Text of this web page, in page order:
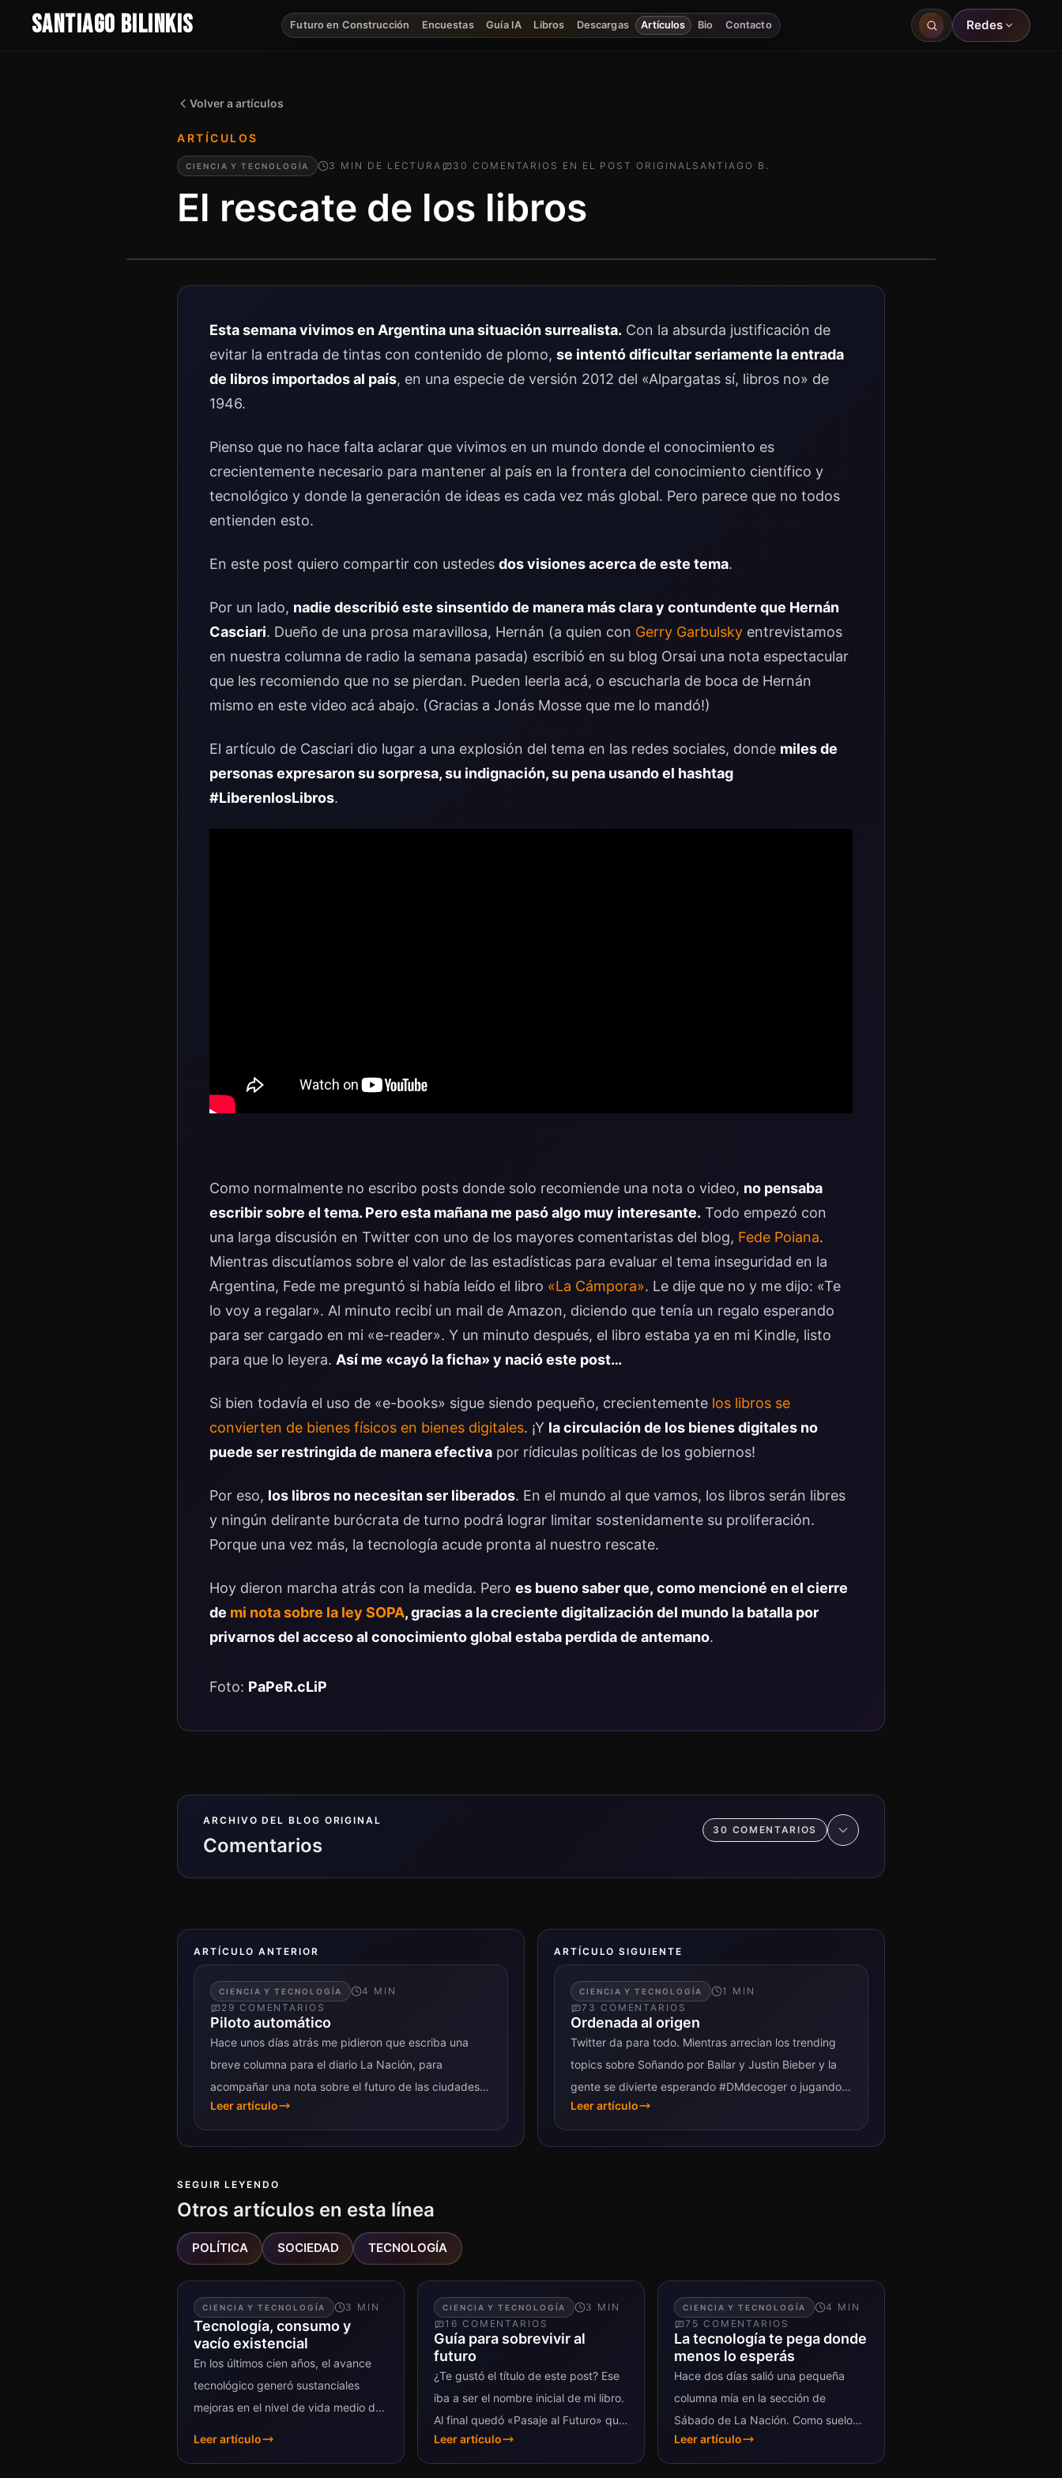
SANTIAGO BILINKIS Futuro en Construcción Encuestas Guía IA Libros Descargas Artículos Bio Contacto Redes
Volver a artículos
ARTÍCULOS
CIENCIA Y TECNOLOGÍA 3 MIN DE LECTURA 30 COMENTARIO S EN EL POST ORIGINAL SANTIAGO B.
El rescate de los libros
Esta semana vivimos en Argentina una situación surrealista. Con la absurda justificación de
evitar la entrada de tintas con contenido de plomo, se intentó dificultar seriamente la entrada
de libros importados al país, en una especie de versión 2012 del «Alpargatas sí, libros no» de
1946.
Pienso que no hace falta aclarar que vivimos en un mundo donde el conocimiento es
crecientemente necesario para mantener al país en la frontera del conocimiento científico y
tecnológico y donde la generación de ideas es cada vez más global. Pero parece que no todos
entienden esto.
En este post quiero compartir con ustedes dos visiones acerca de este tema.
Por un lado, nadie describió este sinsentido de manera más clara y contundente que Hernán
Casciari. Dueño de una prosa maravillosa, Hernán (a quien con Gerry Garbulsky entrevistamos
en nuestra columna de radio la semana pasada) escribió en su blog Orsai una nota espectacular
que les recomiendo que no se pierdan. Pueden leerla acá, o escucharla de boca de Hernán
mismo en este video acá abajo. (Gracias a Jonás Mosse que me lo mandó!)
El artículo de Casciari dio lugar a una explosión del tema en las redes sociales, donde miles de
personas expresaron su sorpresa, su indignación, su pena usando el hashtag
#LiberenlosLibros.
Como normalmente no escribo posts donde solo recomiende una nota o video, no pensaba
escribir sobre el tema. Pero esta mañana me pasó algo muy interesante. Todo empezó con
una larga discusión en Twitter con uno de los mayores comentaristas del blog, Fede Poiana.
Mientras discutíamos sobre el valor de las estadísticas para evaluar el tema inseguridad en la
Argentina, Fede me preguntó si había leído el libro «La Cámpora». Le dije que no y me dijo: «Te
lo voy a regalar». Al minuto recibí un mail de Amazon, diciendo que tenía un regalo esperando
para ser cargado en mi «e-reader». Y un minuto después, el libro estaba ya en mi Kindle, listo
para que lo leyera. Así me «cayó la ficha» y nació este post…
Si bien todavía el uso de «e-books» sigue siendo pequeño, crecientemente los libros se
convierten de bienes físicos en bienes digitales. ¡Y la circulación de los bienes digitales no
puede ser restringida de manera efectiva por rídiculas políticas de los gobiernos!
Por eso, los libros no necesitan ser liberados. En el mundo al que vamos, los libros serán libres
y ningún delirante burócrata de turno podrá lograr limitar sostenidamente su proliferación.
Porque una vez más, la tecnología acude pronta al nuestro rescate.
Hoy dieron marcha atrás con la medida. Pero es bueno saber que, como mencioné en el cierre
de mi nota sobre la ley SOPA, gracias a la creciente digitalización del mundo la batalla por
privarnos del acceso al conocimiento global estaba perdida de antemano.
Foto: PaPeR.cLiP
ARCHIVO DEL BLOG ORIGINAL
Comentarios
30 COMENTARIOS
ARTÍCULO ANTERIOR
CIENCIA Y TECNOLOGÍA 4 MIN
29 COMENTARIO S
Piloto automático
Hace unos días atrás me pidieron que escriba una
breve columna para el diario La Nación, para
acompañar una nota sobre el futuro de las ciudades
inteligentes. Elegí...
Leer artículo
ARTÍCULO SIGUIENTE
CIENCIA Y TECNOLOGÍA 1
MIN
73 COMENTARIO S
Ordenada al origen
Twitter da para todo. Mientras arrecian los trending
topics sobre Soñando por Bailar y Justin Bieber y la
gente se divierte esperando #DMdecoger o jugando
al #holachicos, algunos...
Leer artículo
SEGUIR LEYENDO
Otros artículos en esta línea
POLÍTICA SOCIEDAD TECNOLOGÍA
CIENCIA Y TECNOLOGÍA 3 MIN
Tecnología, consumo y
vacío existencial
En los últimos cien años, el avance
tecnológico generó sustanciales
mejoras en el nivel de vida medio de
Leer artículo
CIENCIA Y TECNOLOGÍA 3 MIN
16 COMENTARIO S
Guía para sobrevivir al
futuro
¿Te gustó el título de este post? Ese
iba a ser el nombre inicial de mi libro.
Al final quedó «Pasaje al Futuro» que
era más corto y ese...
Leer artículo
CIENCIA Y TECNOLOGÍA 4 MIN
75 COMENTARIO S
La tecnología te pega donde
menos lo esperás
Hace dos días salió una pequeña
columna mía en la sección de
Sábado de La Nación. Como suelo
hacer en esos casos, comparto aquí
con los lectores del...
Leer artículo